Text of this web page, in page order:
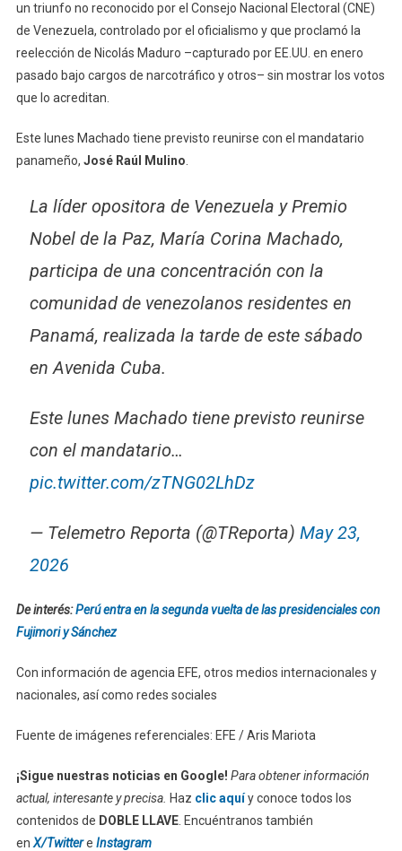
un triunfo no reconocido por el Consejo Nacional Electoral (CNE)
de Venezuela, controlado por el oficialismo y que proclamó la
reelección de Nicolás Maduro –capturado por EE.UU. en enero
pasado bajo cargos de narcotráfico y otros– sin mostrar los votos
que lo acreditan.
Este lunes Machado tiene previsto reunirse con el mandatario
panameño, José Raúl Mulino.
La líder opositora de Venezuela y Premio
Nobel de la Paz, María Corina Machado,
participa de una concentración con la
comunidad de venezolanos residentes en
Panamá, realizada la tarde de este sábado
en Avenida Cuba.
Este lunes Machado tiene previsto reunirse
con el mandatario…
pic.twitter.com/zTNG02LhDz
— Telemetro Reporta (@TReporta) May 23,
2026
De interés:Perú entra en la segunda vuelta de las presidenciales con
Fujimori y Sánchez
Con información de agencia EFE, otros medios internacionales y
nacionales, así como redes sociales
Fuente de imágenes referenciales: EFE / Aris Mariota
¡Sigue nuestras noticias en Google! Para obtener información
actual, interesante y precisa. Haz clic aquíy conoce todos los
contenidos de DOBLE LLAVE. Encuéntranos también
enX/Twittere Instagram